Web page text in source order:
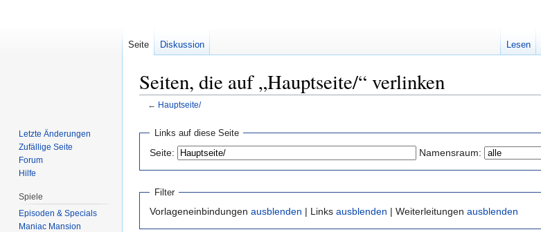
Seiten, die auf „Hauptseite/“ verlinken
← Hauptseite/
Navigation
springen
springen
Links auf diese Seite
Seite: Namensraum:
Filter
Vorlageneinbindungen ausblenden | Links ausblenden | Weiterleitungen ausblenden
Seite Diskussion Lesen
Letzte Änderungen
Zufällige Seite
Forum
Hilfe
Spiele
Episoden & Specials
Maniac Mansion